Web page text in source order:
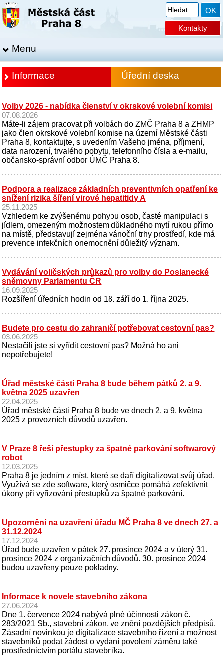
Kontakty
Menu
Informace Úřední deska
Volby 2026 - nabídka členství v okrskové volební komisi
07.08.2026
Máte-li zájem pracovat při volbách do ZMČ Praha 8 a ZHMP
jako člen okrskové volební komise na území Městské části
Praha 8, kontaktujte, s uvedením Vašeho jména, příjmení,
data narození, trvalého pobytu, telefonního čísla a e-mailu,
občansko-správní odbor ÚMČ Praha 8.
Podpora a realizace základních preventivních opatření ke
snížení rizika šíření virové hepatitidy A
25.11.2025
Vzhledem ke zvýšenému pohybu osob, časté manipulaci s
jídlem, omezeným možnostem důkladného mytí rukou přímo
na místě, představují zejména vánoční trhy prostředí, kde má
prevence infekčních onemocnění důležitý význam.
Vydávání voličských průkazů pro volby do Poslanecké
sněmovny Parlamentu ČR
16.09.2025
Rozšíření úředních hodin od 18. září do 1. října 2025.
Budete pro cestu do zahraničí potřebovat cestovní pas?
03.06.2025
Nestačili jste si vyřídit cestovní pas? Možná ho ani
nepotřebujete!
Úřad městské části Praha 8 bude během pátků 2. a 9.
května 2025 uzavřen
22.04.2025
Úřad městské části Praha 8 bude ve dnech 2. a 9. května
2025 z provozních důvodů uzavřen.
V Praze 8 řeší přestupky za špatné parkování softwarový
robot
12.03.2025
Praha 8 je jedním z míst, které se daří digitalizovat svůj úřad.
Využívá se zde software, který osmičce pomáhá zefektivnit
úkony při vyřizování přestupků za špatné parkování.
Upozornění na uzavření úřadu MČ Praha 8 ve dnech 27. a
31.12.2024
17.12.2024
Úřad bude uzavřen v pátek 27. prosince 2024 a v úterý 31.
prosince 2024 z organizačních důvodů. 30. prosince 2024
budou uzavřeny pouze pokladny.
Informace k novele stavebního zákona
27.06.2024
Dne 1. července 2024 nabývá plné účinnosti zákon č.
283/2021 Sb., stavební zákon, ve znění pozdějších předpisů.
Zásadní novinkou je digitalizace stavebního řízení a možnost
stavebníků podat žádost o vydání povolení záměru také
prostřednictvím portálu stavebníka.